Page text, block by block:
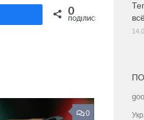
Share on Twitter 0
ПОДІЛИСЬ
0